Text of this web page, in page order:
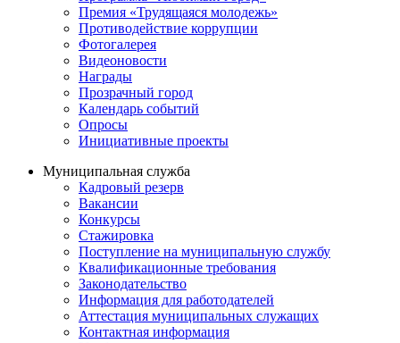
Премия «Трудящаяся молодежь»
Противодействие коррупции
Фотогалерея
Видеоновости
Награды
Прозрачный город
Календарь событий
Опросы
Инициативные проекты
Муниципальная служба
Кадровый резерв
Вакансии
Конкурсы
Стажировка
Поступление на муниципальную службу
Квалификационные требования
Законодательство
Информация для работодателей
Аттестация муниципальных служащих
Контактная информация